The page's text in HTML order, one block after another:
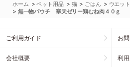
ホーム >ペット用品 > 猫 > ごはん > ウエット
> 無一物パウチ 寒天ゼリー鶏むね肉４０ｇ
ご利用ガイド お
会社概要 利